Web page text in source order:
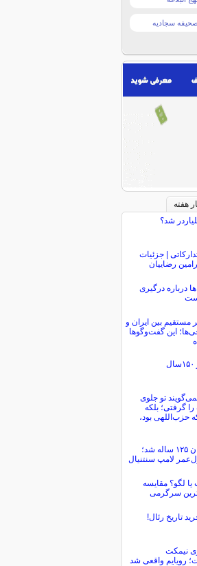
سجادیه
هفته
شد؟
| جزئیات
رضاییان
درباره درگیری
مستقیم بین ایران و
این گفت‌و‌گو‌ها
تو جلوی
گرفتی؛ بلکه
حزب‌اللهی بود،
قدیمی‌ترین لامپ جهان ۱۲۵ ساله شد؛
لامپ سنتنیال
لگو؟ مقایسه
سرگرمی
تاریخ رئال!
نیمکت
رویایم واقعی شد